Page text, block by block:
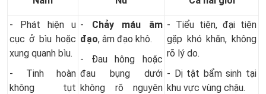
- Phát hiện u
cục ở bìu hoặc
xung quanh bìu.
- Tinh hoàn
không tụt
- Chảy máu âm
đạo, âm đạo khô.
- Đau hông hoặc
đau bụng dưới
không rõ nguyên
- Tiểu tiện, đại tiện
gặp khó khăn, không
rõ lý do.
- Dị tật bẩm sinh tại
khu vực vùng chậu.